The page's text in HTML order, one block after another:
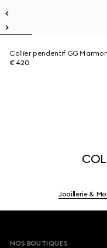
Collier pendentif GG
€ 420
Joaillerie &
NOS BOUTIQUES